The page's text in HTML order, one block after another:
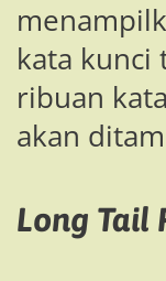
kata kunci
ribuan
akan
Long Tail